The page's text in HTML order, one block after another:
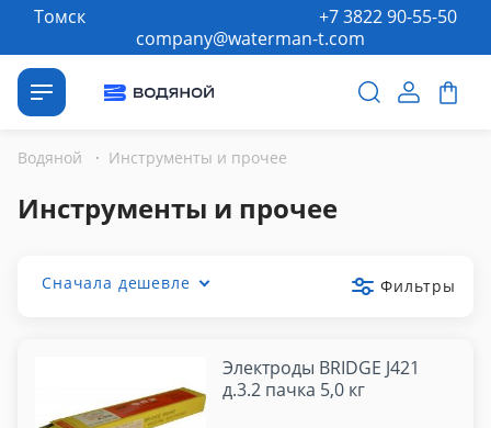
Томск
company@waterman-t.com
+7 3822 90-55-50
Водяной · Инструменты и прочее
Инструменты и прочее
Сначала дешевле Фильтры
Электроды BRIDGE J421
д.3.2 пачка 5,0 кг